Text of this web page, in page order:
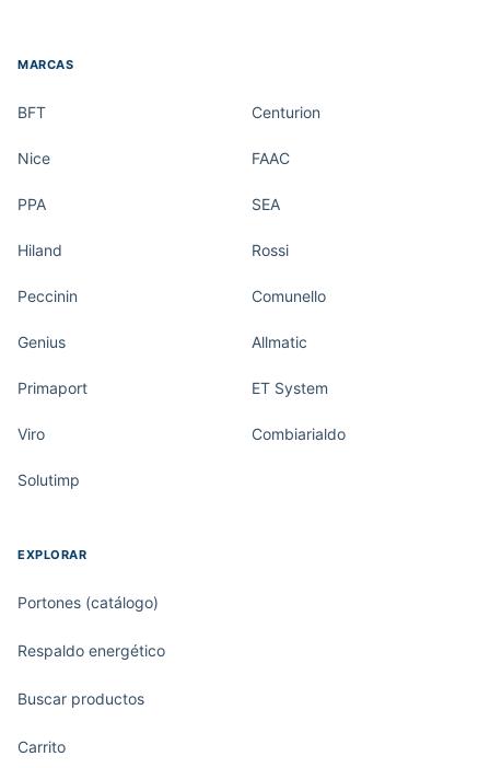
MARCAS
BFT Centurion
Nice FAAC
PPA SEA
Hiland Rossi
Peccinin Comunello
Genius Allmatic
Primaport ET System
Viro Combiarialdo
Solutimp
EXPLORAR
Portones (catálogo)
Respaldo energético
Buscar productos
Carrito